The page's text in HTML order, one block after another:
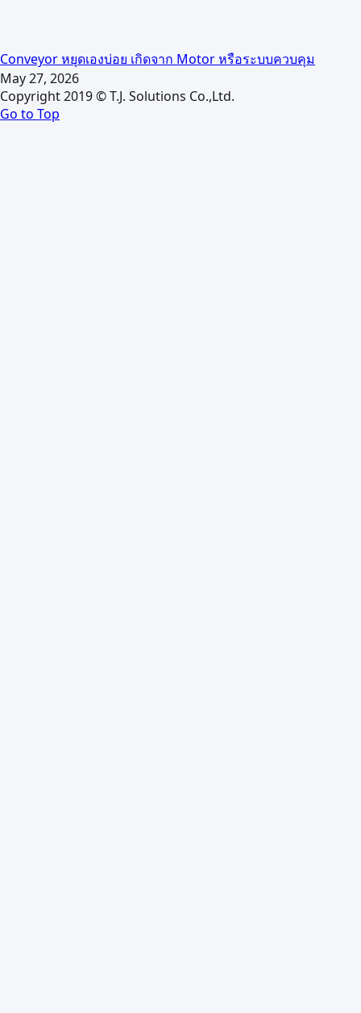
Conveyor หยุดเองบ่อย เกิดจาก Motor หรือระบบควบคุม
May 27, 2026
Copyright 2019 © T.J. Solutions Co.,Ltd.
Go to Top